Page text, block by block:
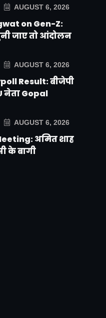
AUGUST 6, 2026
on Gen-Z:
जाए तो आंदोलन
AUGUST 6, 2026
Result: बीजेपी
नेता Gopal
AUGUST 6, 2026
अमित शाह
के बागी